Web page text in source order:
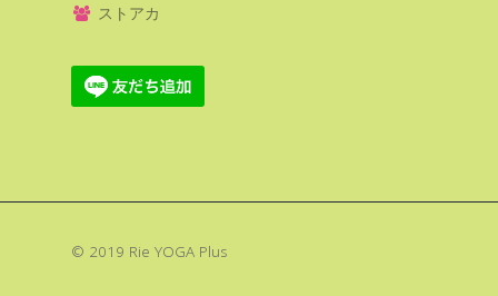
ストアカ
© 2019 Rie YOGA Plus